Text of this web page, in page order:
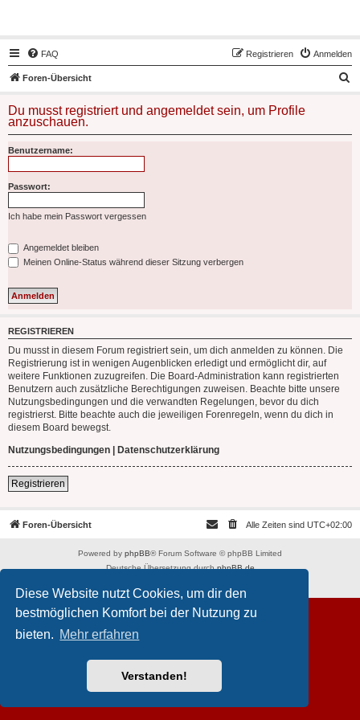
Diese Website nutzt Cookies, um dir den
bestmöglichen Komfort bei der Nutzung zu
bieten. Mehr erfahren
Verstanden!
FAQ Anmelden
Registrieren
Foren-Übersicht
h
Du musst registriert und angemeldet sein, um Profile
anzuschauen.
Benutzername:
Passwort:
Ich habe mein Passwort vergessen
Angemeldet bleiben
Meinen Online-Status während dieser Sitzung verbergen
REGISTRIEREN
Du musst in diesem Forum registriert sein, um dich anmelden zu können. Die
Registrierung ist in wenigen Augenblicken erledigt und ermöglicht dir, auf
weitere Funktionen zuzugreifen. Die Board-Administration kann registrierten
Benutzern auch zusätzliche Berechtigungen zuweisen. Beachte bitte unsere
Nutzungsbedingungen und die verwandten Regelungen, bevor du dich
registrierst. Bitte beachte auch die jeweiligen Forenregeln, wenn du dich in
diesem Board bewegst.
Nutzungsbedingungen | Datenschutzerklärung
Registrieren
Foren-Übersicht Alle Zeiten sind UTC+02:00
Powered by phpBB® Forum Software © phpBB Limited
Deutsche Übersetzung durchphpBB.de